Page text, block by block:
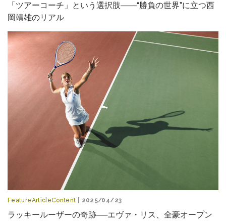
「ツアーコーチ」という選択肢――“勝負の世界”に立つ西
岡靖雄のリアル
FeatureArticleContent | 2025/04/23
ラッキールーザーの奇跡──エヴァ・リス、全豪オープン